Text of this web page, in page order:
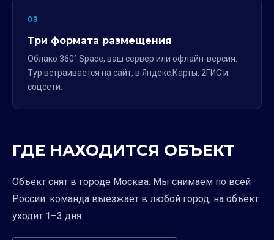
03
Три формата размещения
Облако 360° Space, ваш сервер или офлайн-версия.
Тур встраивается на сайт, в Яндекс.Карты, 2ГИС и
соцсети.
ГДЕ НАХОДИТСЯ ОБЪЕКТ
Объект снят в городе Москва. Мы снимаем по всей
России: команда выезжает в любой город, на объект
уходит 1–3 дня.